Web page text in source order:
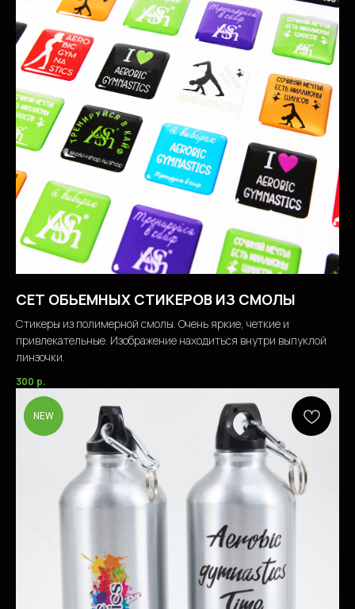
СЕТ ОБЬЕМНЫХ СТИКЕРОВ ИЗ СМОЛЫ
Стикеры из полимерной смолы. Очень яркие, четкие и
привлекательные. Изображение находиться внутри выпуклой
линзочки.
300 р.
NEW